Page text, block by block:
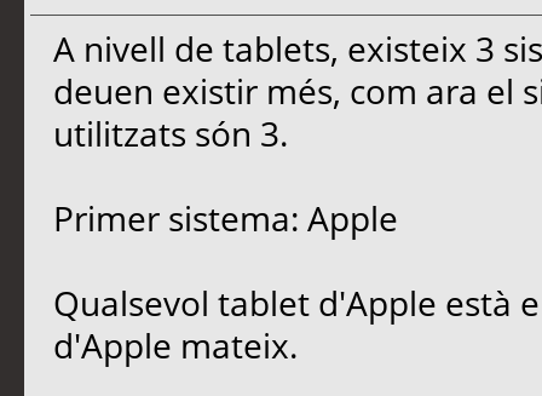
A nivell de tablets, existeix 3
deuen existir més, com ara el
utilitzats són 3.
Primer sistema: Apple
Qualsevol tablet d'Apple està
d'Apple mateix.